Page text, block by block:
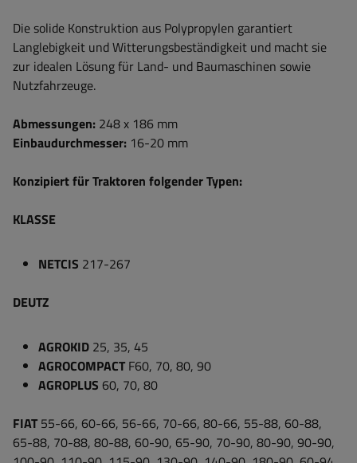
Die solide Konstruktion aus Polypropylen garantiert
Langlebigkeit und Witterungsbeständigkeit und macht sie
zur idealen Lösung für Land- und Baumaschinen sowie
Nutzfahrzeuge.
Abmessungen: 248 x 186 mm
Einbaudurchmesser: 16-20 mm
Konzipiert für Traktoren folgender Typen:
KLASSE
NETCIS 217-267
DEUTZ
AGROKID 25, 35, 45
AGROCOMPACTF60, 70, 80, 90
AGROPLUS 60, 70, 80
FIAT55-66, 60-66, 56-66, 70-66, 80-66, 55-88, 60-88,
65-88, 70-88, 80-88, 60-90, 65-90, 70-90, 80-90, 90-90,